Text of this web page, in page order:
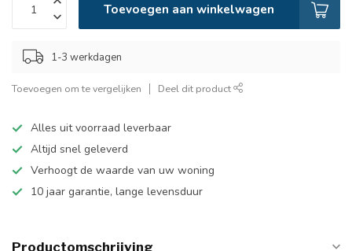
Toevoegen aan winkelwagen
1-3 werkdagen
Toevoegen om te vergelijken Deel dit product
Alles uit voorraad leverbaar
Altijd snel geleverd
Verhoogt de waarde van uw woning
10 jaar garantie, lange levensduur
Productomschrijving